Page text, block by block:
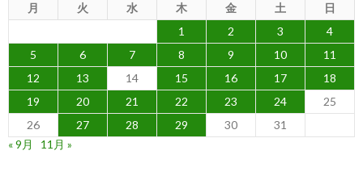
月 火 水 木 金 土
日
1
2 3
4
5
6 7 8 9 10
11
12
13 14 15 16 17
18
19
20 21 22 23 24
25
26
27 28 29 30
31
« 9月
11月 »